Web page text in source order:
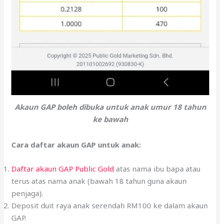
Akaun GAP boleh dibuka untuk anak umur 18 tahun
ke bawah
Cara daftar akaun GAP untuk anak:
Daftar akaun GAP Public Gold atas nama ibu bapa atau
terus atas nama anak (bawah 18 tahun guna akaun
penjaga).
Deposit duit raya anak serendah RM100 ke dalam akaun
GAP.